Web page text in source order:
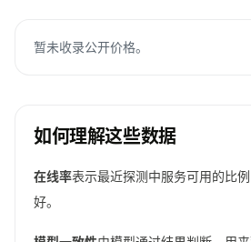
暂未收录公开价格。
如何理解这些数据
在线率表示最近探测中服务可用的比
好。